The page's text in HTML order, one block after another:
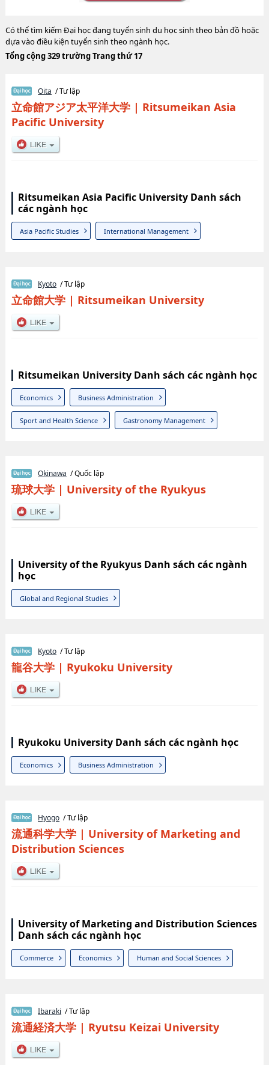
Có thể tìm kiếm Đại học đang tuyển sinh du học sinh theo bản đồ hoặc
dựa vào điều kiện tuyển sinh theo ngành học.
Tổng cộng 329 trường Trang thứ 17
Oita / Tư lập
立命館アジア太平洋大学| Ritsumeikan Asia
Pacific University
Ritsumeikan Asia Pacific University Danh sách
các ngành học
Asia Pacific Studies International Management
Kyoto / Tư lập
立命館大学| Ritsumeikan University
Ritsumeikan University Danh sách các ngành học
Economics Business Administration
Sport and Health Science Gastronomy Management
Okinawa / Quốc lập
琉球大学| University of the Ryukyus
University of the Ryukyus Danh sách các ngành
học
Global and Regional Studies
Kyoto / Tư lập
龍谷大学| Ryukoku University
Ryukoku University Danh sách các ngành học
Economics Business Administration
Hyogo / Tư lập
流通科学大学| University of Marketing and
Distribution Sciences
University of Marketing and Distribution Sciences
Danh sách các ngành học
Commerce Economics Human and Social Sciences
Ibaraki / Tư lập
流通経済大学| Ryutsu Keizai University